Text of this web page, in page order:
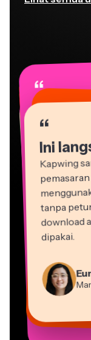
“
Ini
Kapwing
pemasaran
tanpa
download
dipakai.
“
“
“
“
“
“ “
“
“
“